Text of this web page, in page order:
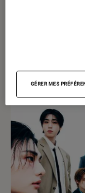
GÉRER MES